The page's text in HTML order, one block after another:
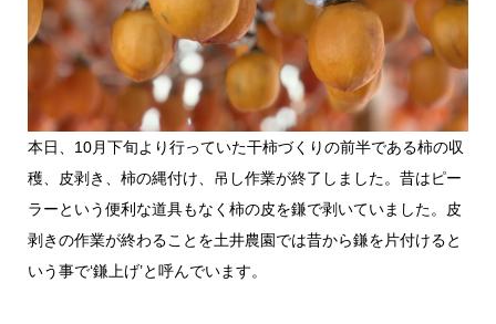
本日、10月下旬より行っていた干柿づくりの前半である柿の収
穫、皮剥き、柿の縄付け、吊し作業が終了しました。昔はピー
ラーという便利な道具もなく柿の皮を鎌で剥いていました。皮
剥きの作業が終わることを土井農園では昔から鎌を片付けると
いう事で‘鎌上げ’と呼んでいます。